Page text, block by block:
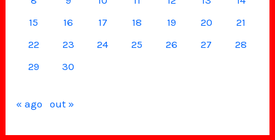
15
16 17 18 19 20
21
22
23 24 25 26 27
28
29
30
« ago out »